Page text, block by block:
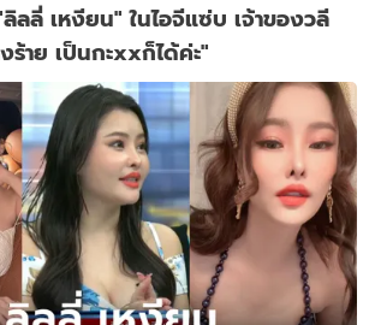
ลลี่ เหงียน" ในไอจีแซ่บ เจ้าของวลี
ร้าย เป็นกะxxก็ได้ค่ะ"